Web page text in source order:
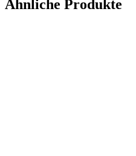
Ähnliche Produkte